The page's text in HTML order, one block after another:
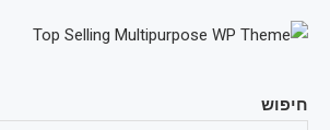
חיפוש